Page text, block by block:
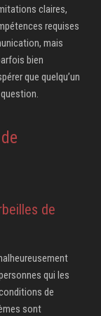
claires,
requises
mais
bien
que quelqu’un
de
qui les
de
sont